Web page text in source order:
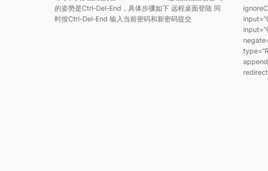
的姿势是Ctrl-Del-End，具体步骤如下 远程桌面登陆 同
时按Ctrl-Del-End 输入当前密码和新密码提交